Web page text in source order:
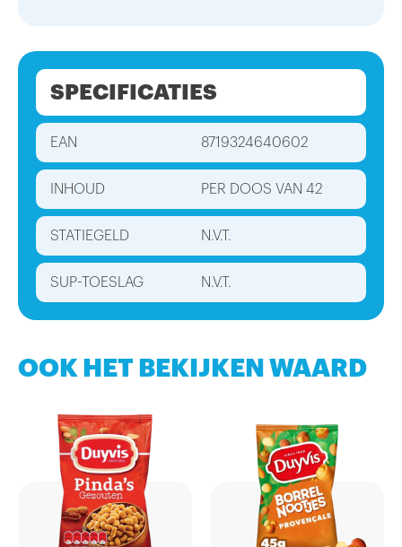
SPECIFICATIES
EAN 8719324640602
INHOUD PER DOOS VAN 42
STATIEGELD N.V.T.
SUP-TOESLAG N.V.T.
OOK HET BEKIJKEN WAARD